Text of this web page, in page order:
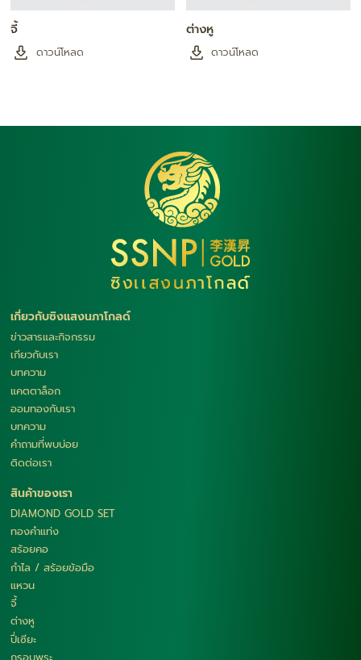
จี้
ดาวน์โหลด
ต่างหู
ดาวน์โหลด
เกี่ยวกับซิงแสงนภาโกลด์
ข่าวสารและกิจกรรม
เกียวกับเรา
บทความ
แคตตาล็อก
ออมทองกับเรา
บทความ
คำถามที่พบบ่อย
ติดต่อเรา
สินค้าของเรา
DIAMOND GOLD SET
ทองคำแท่ง
สร้อยคอ
กำไล / สร้อยข้อมือ
แหวน
จี้
ต่างหู
ปี่เซียะ